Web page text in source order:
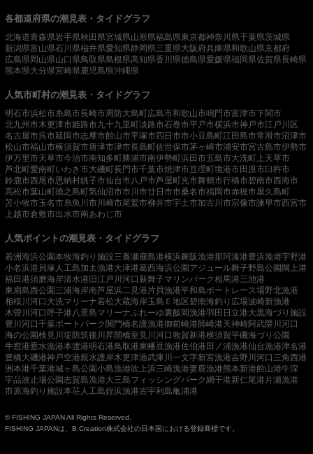
各都道府県の潮見表・タイドグラフ
北海道青森県岩手県秋田県宮城県山形県福島県東京都神奈川県千葉県茨城県
新潟県富山県石川県福井県愛知県静岡県三重県大阪府兵庫県和歌山県京都府
広島県岡山県山口県鳥取県島根県高知県香川県徳島県愛媛県福岡県佐賀県長崎県
熊本県大分県宮崎県 鹿児島県沖縄県
人気市町村の潮見表・タイドグラフ
明石市浜松市糸島市長崎市周防大島町広島市和歌山市鳴門市富津市下関市
北九州市木更津市姫路市九十九里町淡路市石巻市平戸市横浜市神戸市江戸川区
名古屋市呉市延岡市志摩市館山市平塚市四日市市小豆島町江田島市常滑市沼津市
松山市福山市横須賀市唐津市津市長島町佐世保市茅ヶ崎市浦安市宮古島市伊勢市
伊万里市天草市今治市南知多町勝浦市南伊勢町浜田市五島市大洗町 上天草市
芦北町愛南町いわき市大磯町長門市千葉市焼津市亘理町境港市田原市臼杵市
鈴鹿市西尾市恩納村銚子市仙台市八戸市芦屋町光市舞鶴市行橋市碧南市西海市
高松市葉山町徳之島町気仙沼市市川市廿日市市桑名市福岡市赤穂市屋久島町
苫小牧市玉名市糸魚川市 川崎市尾鷲市柳井市宇土市加古川市宗像市諫早市西宮市
上越市倉敷市出水市南あわじ市
人気ポイントの潮見表・タイドグラフ
若洲海浜公園本牧海釣り施設三番瀬 鹿島港横浜舞阪漁港那珂湊港豊浜漁港宇野港
小名浜港 貝塚人工島加太漁港大津港葛西海浜公園アジュール舞子野島公園閖上港
福田港須磨海岸清水港 旧江戸川河口 新舞子マリンパーク相馬港三池港
東扇島西公園三浦海岸南芦屋浜二見港 片貝漁港平和島ボートレース場野北漁港
相模川河口 大洗マリーナ若松大蔵海岸玉島Ｅ地区碧南海釣り広場波崎新漁港
木曽川河口呼子港 八景島マリーナふれーゆ裏飯岡漁港羽田 日立港大黒海づり施設
豊川河口千葉ポートパーク関門橋名護漁港御前崎港師崎港天神崎阿武隈川河口
海の公園検見川堤防筑後川昇開橋室見川河口敦賀新港横須賀平磯海づり公園
牛窓港垂水漁港本渡港明石港鳥取港東幡豆漁港佐伯港田ノ浦漁港仙台漁港津名港
豊橋大磯港神戸空港親水護岸木更津港武庫川一文字新宮漁港吉野川河口 三角西港
洲本港千葉港城ヶ島公園小島漁港吹上浜三崎漁港妻鹿漁港熊本新港館山港牛深
宇品波止場公園志賀島漁港大三島フィッシングパーク網干港新仁尾港 片瀬漁港
市原海釣り施設本荘人工島姪浜漁港古宇利島亀浦港
© FISHING JAPAN All Rights Reserved.
FISHING JAPANは、B.Creation株式会社の日本国における登録商標です。